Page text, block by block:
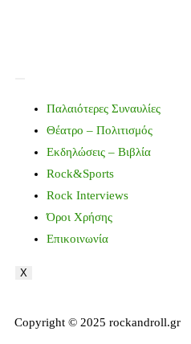
Παλαιότερες Συναυλίες
Θέατρο – Πολιτισμός
Εκδηλώσεις – Βιβλία
Rock&Sports
Rock Interviews
Όροι Χρήσης
Επικοινωνία
X
Copyright © 2025 rockandroll.gr